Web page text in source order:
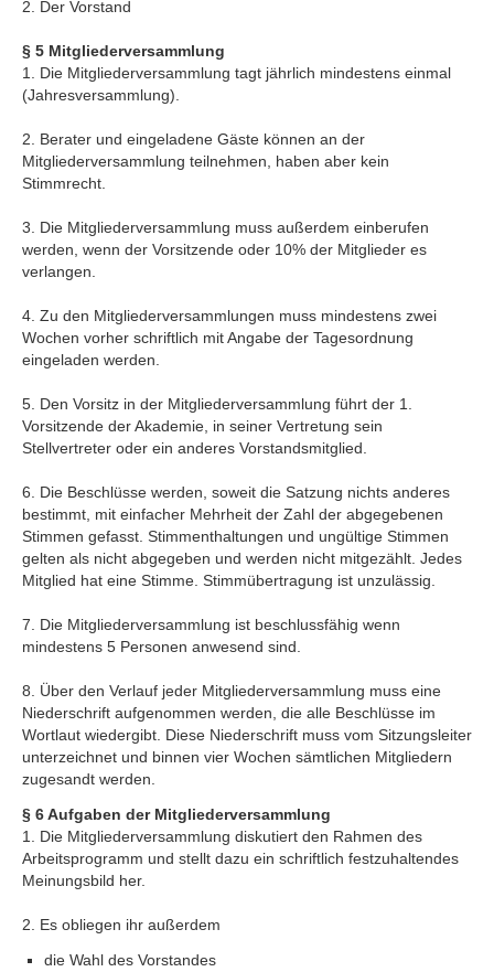
2. Der Vorstand
§ 5 Mitgliederversammlung
1. Die Mitgliederversammlung tagt jährlich mindestens einmal
(Jahresversammlung).
2. Berater und eingeladene Gäste können an der
Mitgliederversammlung teilnehmen, haben aber kein
Stimmrecht.
3. Die Mitgliederversammlung muss außerdem einberufen
werden, wenn der Vorsitzende oder 10% der Mitglieder es
verlangen.
4. Zu den Mitgliederversammlungen muss mindestens zwei
Wochen vorher schriftlich mit Angabe der Tagesordnung
eingeladen werden.
5. Den Vorsitz in der Mitgliederversammlung führt der 1.
Vorsitzende der Akademie, in seiner Vertretung sein
Stellvertreter oder ein anderes Vorstandsmitglied.
6. Die Beschlüsse werden, soweit die Satzung nichts anderes
bestimmt, mit einfacher Mehrheit der Zahl der abgegebenen
Stimmen gefasst. Stimmenthaltungen und ungültige Stimmen
gelten als nicht abgegeben und werden nicht mitgezählt. Jedes
Mitglied hat eine Stimme. Stimmübertragung ist unzulässig.
7. Die Mitgliederversammlung ist beschlussfähig wenn
mindestens 5 Personen anwesend sind.
8. Über den Verlauf jeder Mitgliederversammlung muss eine
Niederschrift aufgenommen werden, die alle Beschlüsse im
Wortlaut wiedergibt. Diese Niederschrift muss vom Sitzungsleiter
unterzeichnet und binnen vier Wochen sämtlichen Mitgliedern
zugesandt werden.
§ 6 Aufgaben der Mitgliederversammlung
1. Die Mitgliederversammlung diskutiert den Rahmen des
Arbeitsprogramm und stellt dazu ein schriftlich festzuhaltendes
Meinungsbild her.
2. Es obliegen ihr außerdem
die Wahl des Vorstandes